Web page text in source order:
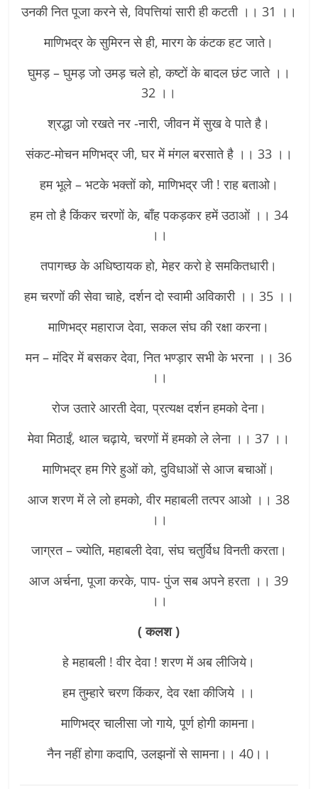
उनकी नित पूजा करने से, विपत्तियां सारी ही कटती ।। 31 ।।
माणिभद्र के सुमिरन से ही, मारग के कंटक हट जाते।
घुमड़ – घुमड़ जो उमड़ चले हो, कष्टों के बादल छंट जाते ।।
32 ।।
श्रद्धा जो रखते नर -नारी, जीवन में सुख वे पाते है।
संकट-मोचन मणिभद्र जी, घर में मंगल बरसाते है ।। 33 ।।
हम भूले – भटके भक्तों को, माणिभद्र जी ! राह बताओ।
हम तो है किंकर चरणों के, बाँह पकड़कर हमें उठाओं ।। 34
।।
तपागच्छ के अधिष्ठायक हो, मेहर करो हे समकितधारी।
हम चरणों की सेवा चाहे, दर्शन दो स्वामी अविकारी ।। 35 ।।
माणिभद्र महाराज देवा, सकल संघ की रक्षा करना।
मन – मंदिर में बसकर देवा, नित भण्ड़ार सभी के भरना ।। 36
।।
रोज उतारे आरती देवा, प्रत्यक्ष दर्शन हमको देना।
मेवा मिठाईं, थाल चढ़ाये, चरणों में हमको ले लेना ।। 37 ।।
माणिभद्र हम गिरे हुओं को, दुविधाओं से आज बचाओं।
आज शरण में ले लो हमको, वीर महाबली तत्पर आओ ।। 38
।।
जाग्रत – ज्योति, महाबली देवा, संघ चतुर्विध विनती करता।
आज अर्चना, पूजा करके, पाप- पुंज सब अपने हरता ।। 39
।।
( कलश )
हे महाबली ! वीर देवा ! शरण में अब लीजिये।
हम तुम्हारे चरण किंकर, देव रक्षा कीजिये ।।
माणिभद्र चालीसा जो गाये, पूर्ण होगी कामना।
नैन नहीं होगा कदापि, उलझनों से सामना।। 40।।